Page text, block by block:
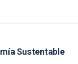
Sustentable